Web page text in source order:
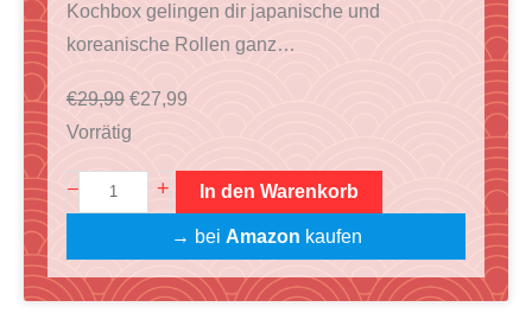
Kochbox gelingen dir japanische und
koreanische Rollen ganz…
€29,99 U
r
ü
n
€27,99A
e
l
l
Vorrätig
–
S
u
h
+ In den Warenkorb
→ bei Amazon kaufen